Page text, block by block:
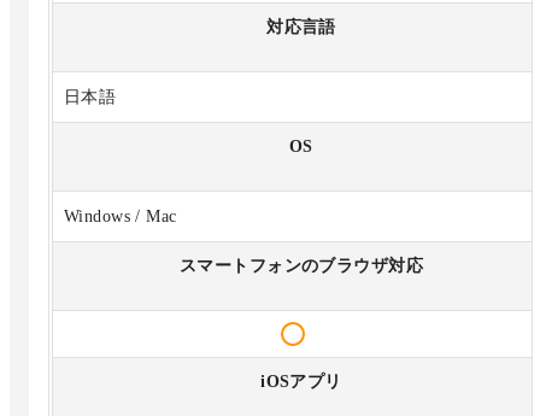
対応言語
日本語
OS
Windows / Mac
スマートフォンのブラウザ対応
iOSアプリ